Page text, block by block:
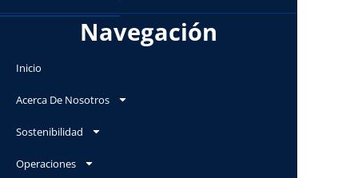
Navegación
Inicio
Acerca De Nosotros
Sostenibilidad
Operaciones